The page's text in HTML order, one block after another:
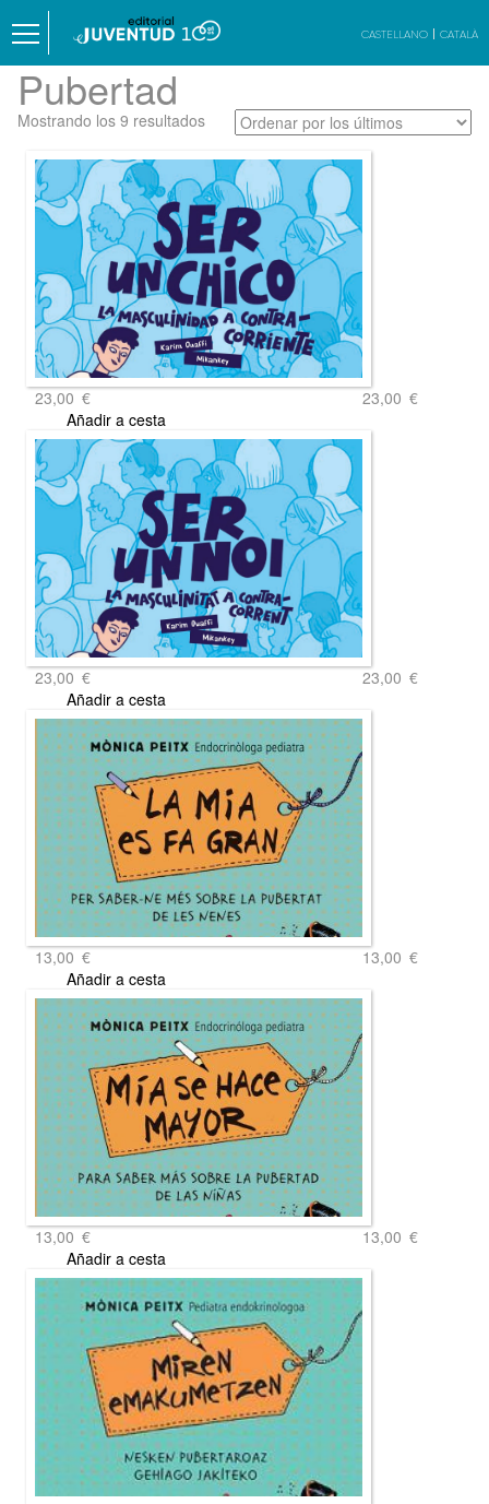
CASTELLANO CATALÀ
Pubertad
Mostrando los 9 resultadosOrdenado
los
últimos
23,00 € 23,00 €
Añadir a cesta
23,00 € 23,00 €
Añadir a cesta
13,00 € 13,00 €
Añadir a cesta
13,00 € 13,00 €
Añadir a cesta